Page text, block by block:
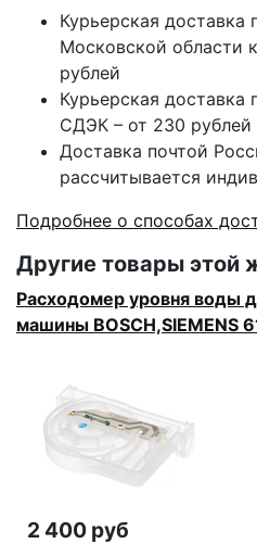
Курьерская доставка
Московской области
рублей
Курьерская
СДЭК – от 230 рублей
Доставка почтой
рассчитывается
Подробнее о способах
Другие товары этой
Расходомер уровня воды
машины BOSCH,SIEMENS
2 400 руб